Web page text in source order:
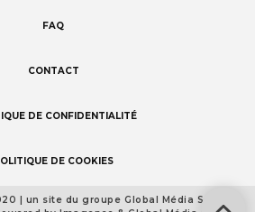
FAQ
CONTACT
DE CONFIDENTIALITÉ
DE COOKIES
| un site du groupe Global Média Santé